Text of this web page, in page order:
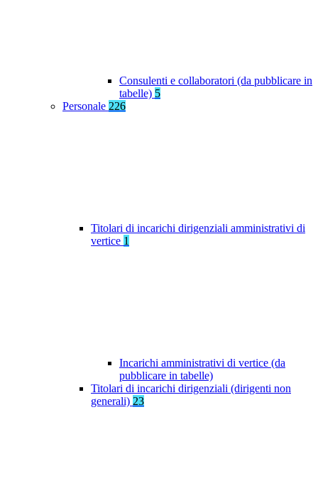
Consulenti e collaboratori (da pubblicare in
tabelle) 5
Personale 226
Titolari di incarichi dirigenziali amministrativi di
vertice 1
Incarichi amministrativi di vertice (da
pubblicare in tabelle)
Titolari di incarichi dirigenziali (dirigenti non
generali) 23